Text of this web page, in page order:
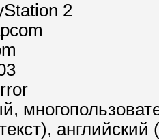
2
английский